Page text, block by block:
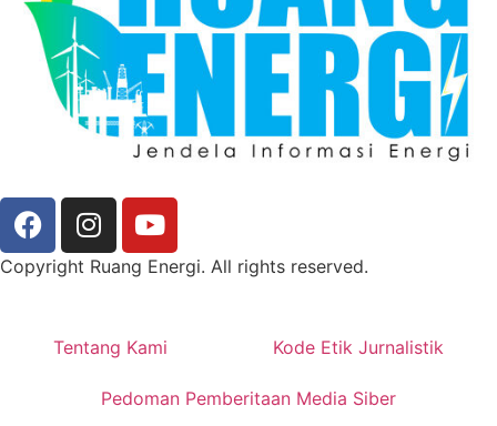
Copyright Ruang Energi. All rights reserved.
Tentang Kami Kode Etik Jurnalistik
Pedoman Pemberitaan Media Siber